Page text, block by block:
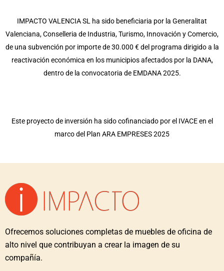
IMPACTO VALENCIA SL ha sido beneficiaria por la Generalitat
Valenciana, Conselleria de Industria, Turismo, Innovación y Comercio,
de una subvención por importe de 30.000 € del programa dirigido a la
reactivación económica en los municipios afectados por la DANA,
dentro de la convocatoria de EMDANA 2025.
Este proyecto de inversión ha sido cofinanciado por el IVACE en el
marco del Plan ARA EMPRESES 2025
Ofrecemos soluciones completas de muebles de oficina de
alto nivel que contribuyan a crear la imagen de su
compañía.